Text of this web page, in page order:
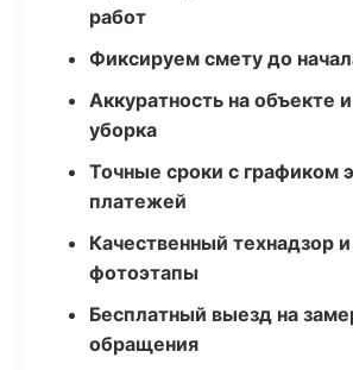
работ
Фиксируем смету до
Аккуратность на объекте
уборка
Точные сроки с графиком
платежей
Качественный технадзор
фотоэтапы
Бесплатный выезд на
обращения